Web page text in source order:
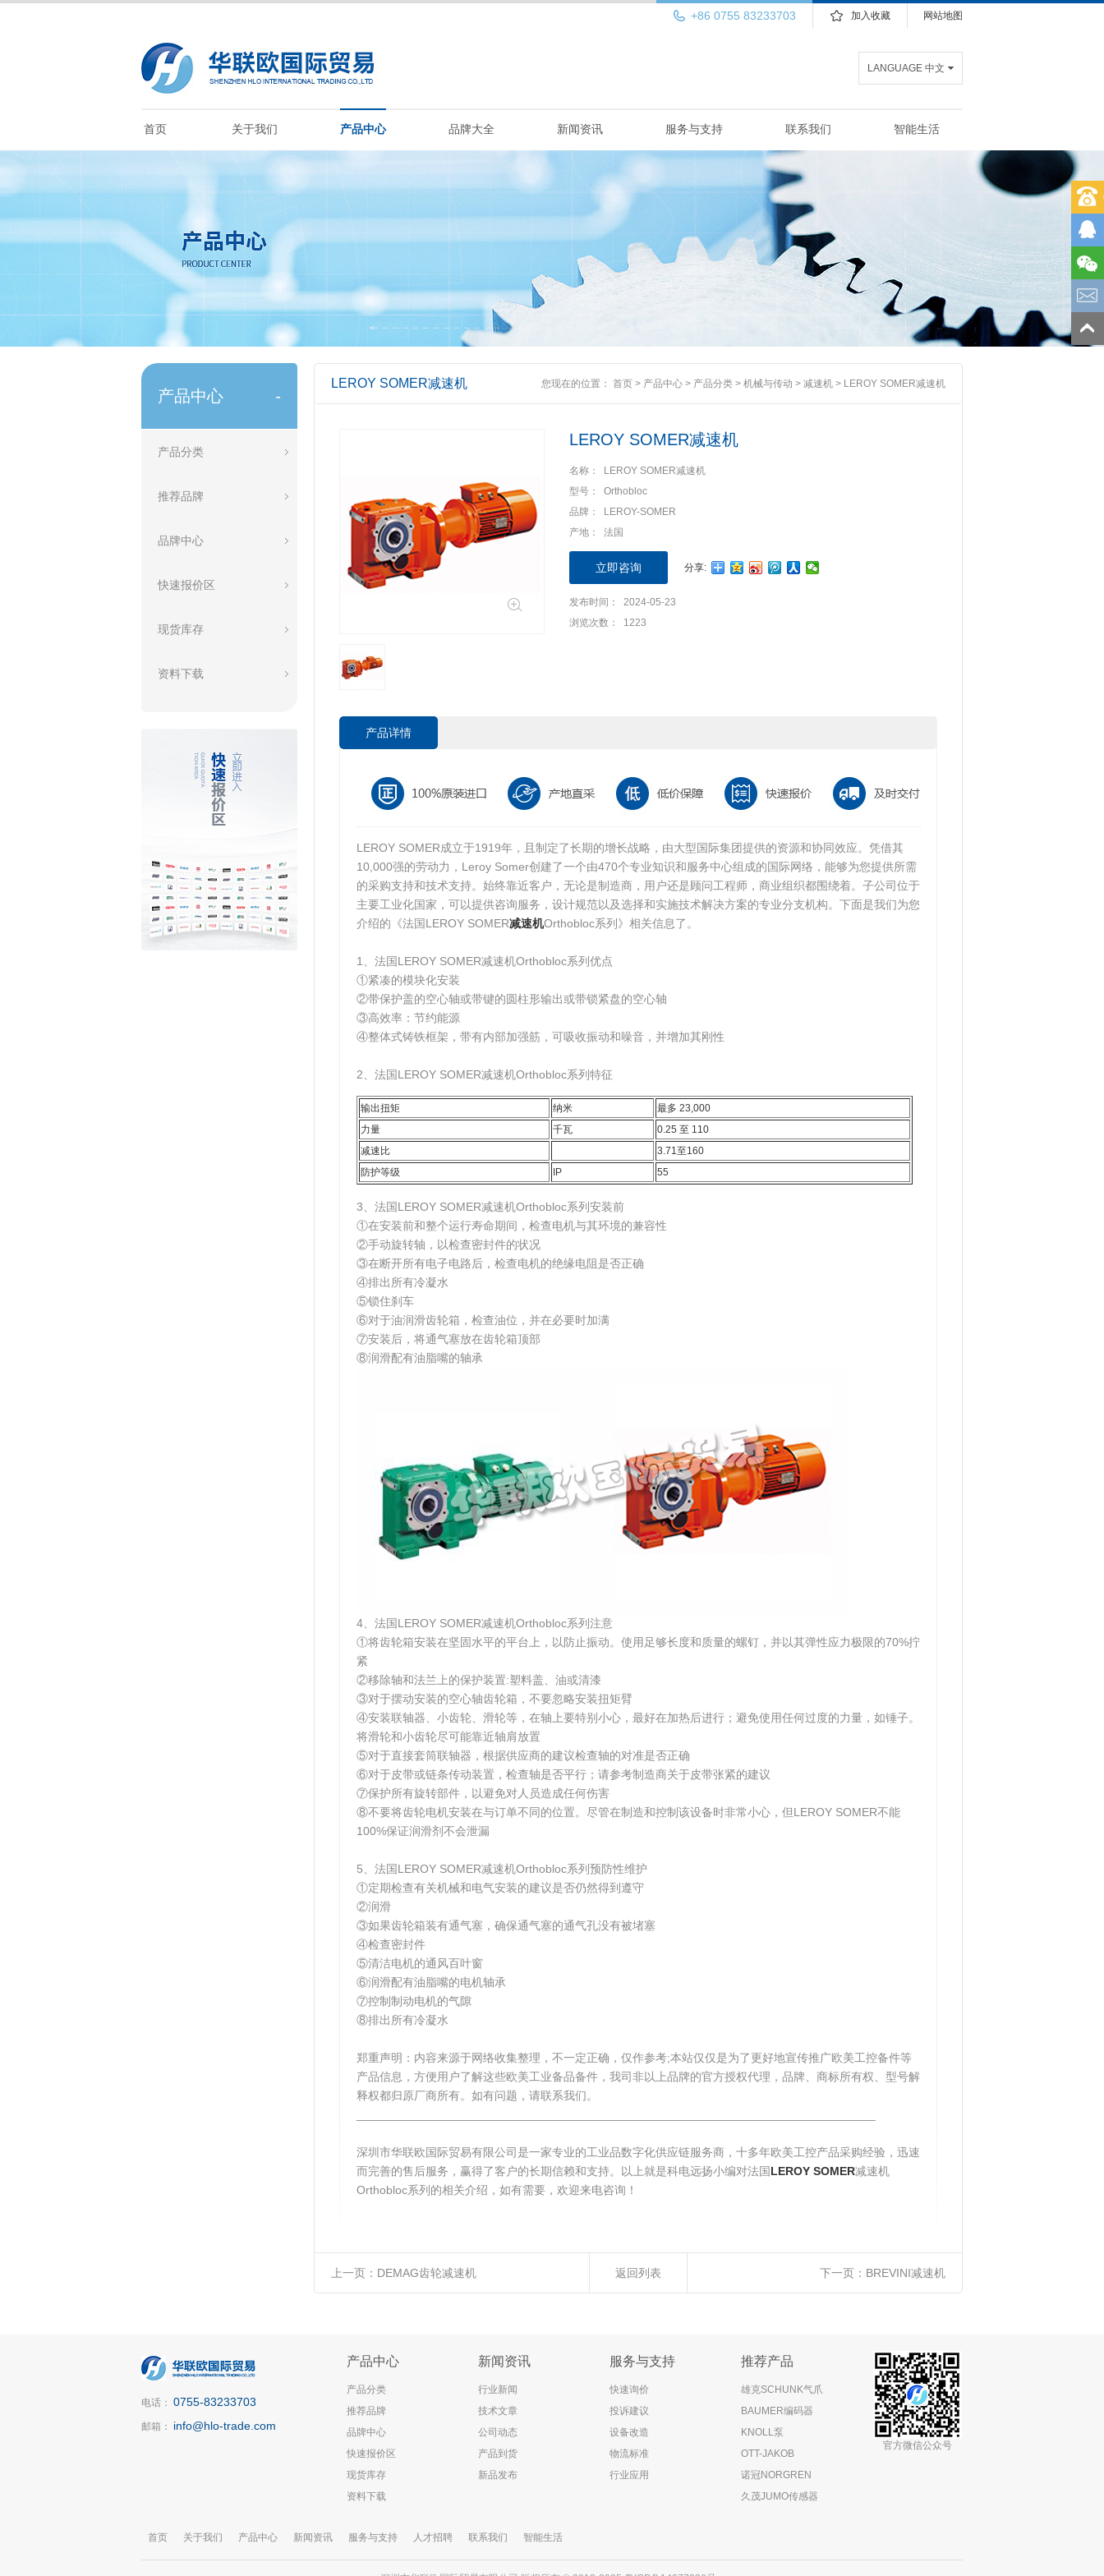
网站地图
加入收藏
+86 0755 83233703
LANGUAGE 中文
首页 关于我们 产品中心 品牌大全 新闻资讯 服务与支持 联系我们 智能生活
产品中心 -
产品分类
推荐品牌
品牌中心
快速报价区
现货库存
资料下载
LEROY SOMER减速机 您现在的位置： 首页 > 产品中心 > 产品分类 > 机械与传动 > 减速机 > LEROY SOMER减速机
LEROY SOMER减速机
名称： LEROY SOMER减速机
型号： Orthobloc
品牌： LEROY-SOMER
产地： 法国
立即咨询 分享:
发布时间： 2024-05-23
浏览次数： 1223
产品详情
LEROY SOMER成立于1919年，且制定了长期的增长战略，由大型国际集团提供的资源和协同效应。凭借其
10,000强的劳动力，Leroy Somer创建了一个由470个专业知识和服务中心组成的国际网络，能够为您提供所需
的采购支持和技术支持。始终靠近客户，无论是制造商，用户还是顾问工程师，商业组织都围绕着。子公司位于
主要工业化国家，可以提供咨询服务，设计规范以及选择和实施技术解决方案的专业分支机构。下面是我们为您
介绍的《法国LEROY SOMER减速机Orthobloc系列》相关信息了。
1、法国LEROY SOMER减速机Orthobloc系列优点
①紧凑的模块化安装
②带保护盖的空心轴或带键的圆柱形输出或带锁紧盘的空心轴
③高效率：节约能源
④整体式铸铁框架，带有内部加强筋，可吸收振动和噪音，并增加其刚性
2、法国LEROY SOMER减速机Orthobloc系列特征
输出扭矩 纳米
最多 23,000
力量
千瓦
0.25 至 110
减速比
3.71至160
防护等级
IP 55
3、法国LEROY SOMER减速机Orthobloc系列安装前
①在安装前和整个运行寿命期间，检查电机与其环境的兼容性
②手动旋转轴，以检查密封件的状况
③在断开所有电子电路后，检查电机的绝缘电阻是否正确
④排出所有冷凝水
⑤锁住刹车
⑥对于油润滑齿轮箱，检查油位，并在必要时加满
⑦安装后，将通气塞放在齿轮箱顶部
⑧润滑配有油脂嘴的轴承
4、法国LEROY SOMER减速机Orthobloc系列注意
①将齿轮箱安装在坚固水平的平台上，以防止振动。使用足够长度和质量的螺钉，并以其弹性应力极限的70%拧
紧
②移除轴和法兰上的保护装置:塑料盖、油或清漆
③对于摆动安装的空心轴齿轮箱，不要忽略安装扭矩臂
④安装联轴器、小齿轮、滑轮等，在轴上要特别小心，最好在加热后进行；避免使用任何过度的力量，如锤子。
将滑轮和小齿轮尽可能靠近轴肩放置
⑤对于直接套筒联轴器，根据供应商的建议检查轴的对准是否正确
⑥对于皮带或链条传动装置，检查轴是否平行；请参考制造商关于皮带张紧的建议
⑦保护所有旋转部件，以避免对人员造成任何伤害
⑧不要将齿轮电机安装在与订单不同的位置。尽管在制造和控制该设备时非常小心，但LEROY SOMER不能
100%保证润滑剂不会泄漏
5、法国LEROY SOMER减速机Orthobloc系列预防性维护
①定期检查有关机械和电气安装的建议是否仍然得到遵守
②润滑
③如果齿轮箱装有通气塞，确保通气塞的通气孔没有被堵塞
④检查密封件
⑤清洁电机的通风百叶窗
⑥润滑配有油脂嘴的电机轴承
⑦控制制动电机的气隙
⑧排出所有冷凝水
郑重声明：内容来源于网络收集整理，不一定正确，仅作参考;本站仅仅是为了更好地宣传推广欧美工控备件等
产品信息，方便用户了解这些欧美工业备品备件，我司非以上品牌的官方授权代理，品牌、商标所有权、型号解
释权都归原厂商所有。如有问题，请联系我们。
深圳市华联欧国际贸易有限公司是一家专业的工业品数字化供应链服务商，十多年欧美工控产品采购经验，迅速
而完善的售后服务，赢得了客户的长期信赖和支持。以上就是科电远扬小编对法国LEROY SOMER减速机
Orthobloc系列的相关介绍，如有需要，欢迎来电咨询！
上一页： DEMAG齿轮减速机 返回列表 下一页： BREVINI减速机
电话： 0755-83233703
邮箱： info@hlo-trade.com
产品中心
产品分类
推荐品牌
品牌中心
快速报价区
现货库存
资料下载
新闻资讯
行业新闻
技术文章
公司动态
产品到货
新品发布
服务与支持
快速询价
投诉建议
设备改造
物流标准
行业应用
推荐产品
雄克SCHUNK气爪
BAUMER编码器
KNOLL泵
OTT-JAKOB
诺冠NORGREN
久茂JUMO传感器
官方微信公众号
首页 关于我们 产品中心 新闻资讯 服务与支持 人才招聘 联系我们 智能生活